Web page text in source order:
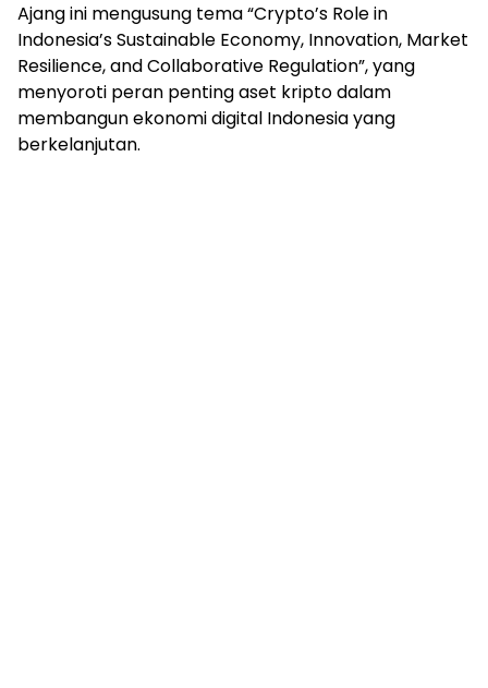
Ajang ini mengusung tema “Crypto’s Role in
Indonesia’s Sustainable Economy, Innovation, Market
Resilience, and Collaborative Regulation”, yang
menyoroti peran penting aset kripto dalam
membangun ekonomi digital Indonesia yang
berkelanjutan.